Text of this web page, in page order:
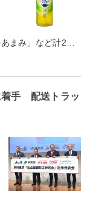
まみ」など計2…
着手 配送トラッ